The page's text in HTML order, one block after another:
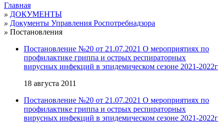
Главная
» ДОКУМЕНТЫ
» Документы Управления Роспотребнадзора
» Постановления
Постановление №20 от 21.07.2021 О мероприятиях по
профилактике гриппа и острых респираторных
вирусных инфекций в эпидемическом сезоне 2021-2022г
18 августа 2011
Постановление №20 от 21.07.2021 О мероприятиях по
профилактике гриппа и острых респираторных
вирусных инфекций в эпидемическом сезоне 2021-2022г